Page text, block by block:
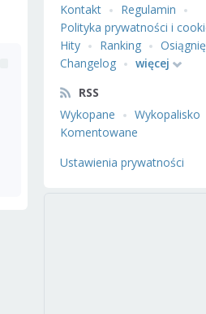
Kontakt
Regulamin
Polityka prywatności i
Hity
Ranking
Changelog
więcej
RSS
Wykopane
Wykopalisko
Komentowane
Ustawienia prywatności